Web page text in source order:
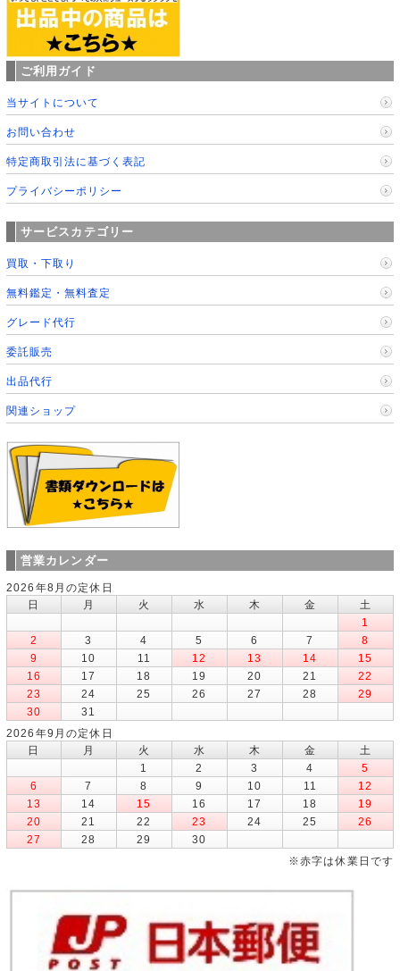
ご利用ガイド
当サイトについて
お問い合わせ
特定商取引法に基づく表記
プライバシーポリシー
サービスカテゴリー
買取・下取り
無料鑑定・無料査定
グレード代行
委託販売
出品代行
関連ショップ
営業カレンダー
2026年8月の定休日
日
月 火 水 木 金
土
1
2
3 4 5 6 7
8
9
10 11 12 13 14
15
16
17 18 19 20 21
22
23
24 25 26 27 28
29
30
31
2026年9月の定休日
日
月 火 水 木 金
土
1
2 3 4
5
6
7 8 9 10 11
12
13
14 15 16 17 18
19
20
21 22 23 24 25
26
27
28 29
30
※赤字は休業日です